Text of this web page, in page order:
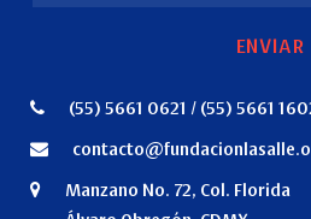
ENVIAR
(55) 5661 0621 / (55) 5661
Manzano No. 72, Col. Florida